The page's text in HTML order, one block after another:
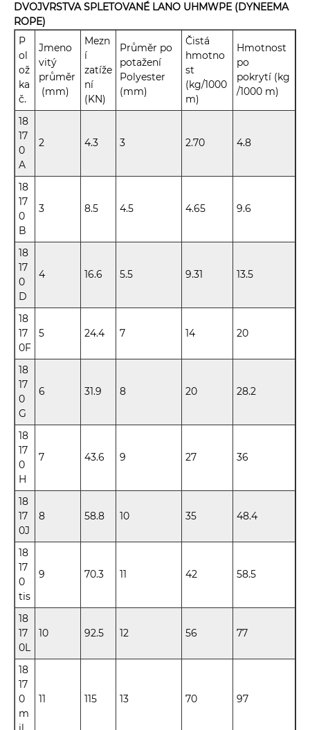
DVOJVRSTVA SPLETOVANÉ LANO UHMWPE (DYNEEMA
ROPE)
P
ol
ož
ka
č.
Jmeno
vitý
průměr
(mm)
Mezn
í
zatíže
ní
(KN)
Průměr po
potažení
Polyester
(mm)
Čistá
hmotno
st
(kg/1000
m)
Hmotnost
po
pokrytí (kg
/1000 m)
18
17
0
A
2 4.3 3 2.70 4.8
18
17
0
B
3 8.5 4.5 4.65 9.6
18
17
0
D
4 16.6 5.5 9.31 13.5
18
17
0F
5 24.4 7 14 20
18
17
0
G
6 31.9 8 20 28.2
18
17
0
H
7 43.6 9 27 36
18
17
0J
8 58.8 10 35 48.4
18
17
0
tis
9 70.3 11 42 58.5
18
17
0L
10 92.5 12 56 77
18
17
0
m
11 115 13 70 97